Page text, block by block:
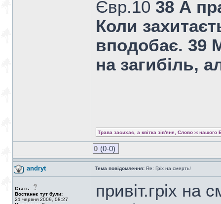
Євр.10 38 А
Коли
вподобає. 39
на загибіль,
Трава засихає, а квітка зів'яне, Слово ж нашого
0 (0-0)
andryt Тема повідомлення: Re: Гріх на смерть!
Стать:
Востаннє тут були:
21 червня 2009, 08:27
привіт.гріх на